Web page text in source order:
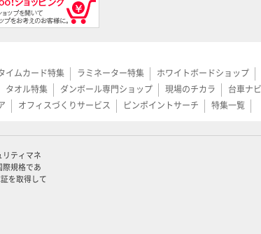
イムカード特集 ラミネーター特集 ホワイトボードショップ
タオル特集 ダンボール専門ショップ 現場のチカラ 台車ナビ
オフィスづくりサービス ピンポイントサーチ 特集一覧
リティマネ
際規格であ
を取得して